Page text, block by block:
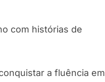
com histórias de
a fluência em